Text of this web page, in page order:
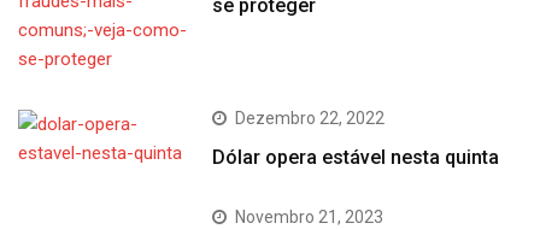
se proteger
Dezembro 22, 2022
Dólar opera estável nesta quinta
Novembro 21, 2023